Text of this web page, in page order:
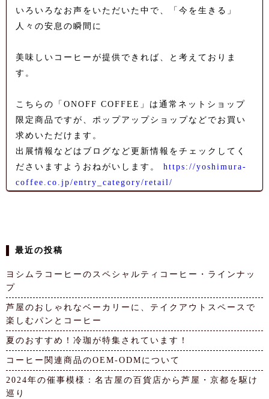
いろいろなお声をいただいた中で、「今を生きる」
人々の安息の瞬間に
美味しいコーヒーが提供できれば、と考えておりま
す。
こちらの「ONOFF COFFEE」は通常ネットショップ
限定商品ですが、ポップアップショップなどでお買い
求めいただけます。
出展情報などはブログなど更新情報をチェックしてく
ださいますようおねがいします。 https://yoshimura-
coffee.co.jp/entry_category/retail/
最近の投稿
ヨシムラコーヒーのスペシャルティコーヒー・ラインナッ
プ
芦屋のおしゃれなベーカリーに、テイクアウトスペースで
楽しむパンとコーヒー
夏のおすすめ！冷珈が特集されています！
コーヒー関連商品のOEM-ODMについて
2024年の催事模様：名古屋の百貨店から芦屋・京都を駆け
巡り